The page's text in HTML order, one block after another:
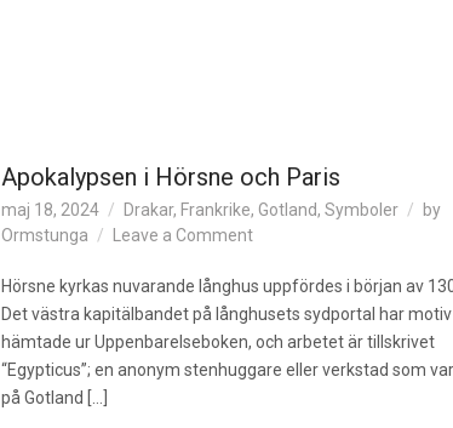
Apokalypsen i Hörsne och Paris
maj 18, 2024 Drakar, Frankrike, Gotland, Symboler
by
Ormstunga
Leave a Commento
A
p
o
Hörsne kyrkas nuvarande långhus uppfördes i början av
Det västra kapitälbandet på långhusets sydportal har motiv
hämtade ur Uppenbarelseboken, och arbetet är tillskrivet
“Egypticus”; en anonym stenhuggare eller verkstad som
på Gotland […]